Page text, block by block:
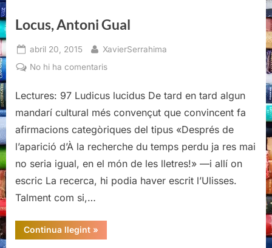
Locus, Antoni Gual
Posted
on
abril 20, 2015 By
XavierSerrahima
No hi ha comentarisa
Antoni
Lectures: 97 Ludicus lucidus De tard en tard algun
mandarí cultural més convençut que convincent fa
afirmacions categòriques del tipus «Després de
l’aparició d’À la recherche du temps perdu ja res mai
no seria igual, en el món de les lletres!» —i allí on
escric La recerca, hi podia haver escrit l’Ulisses.
Talment com si,…
Continua llegint“Locus,
Antoni
»